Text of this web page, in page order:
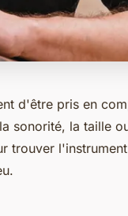
d'être pris en
sonorité, la taille
trouver l'instrument